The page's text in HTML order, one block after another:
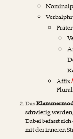
Affix
Das
schwierig
Dabei befasst
mit der inneren